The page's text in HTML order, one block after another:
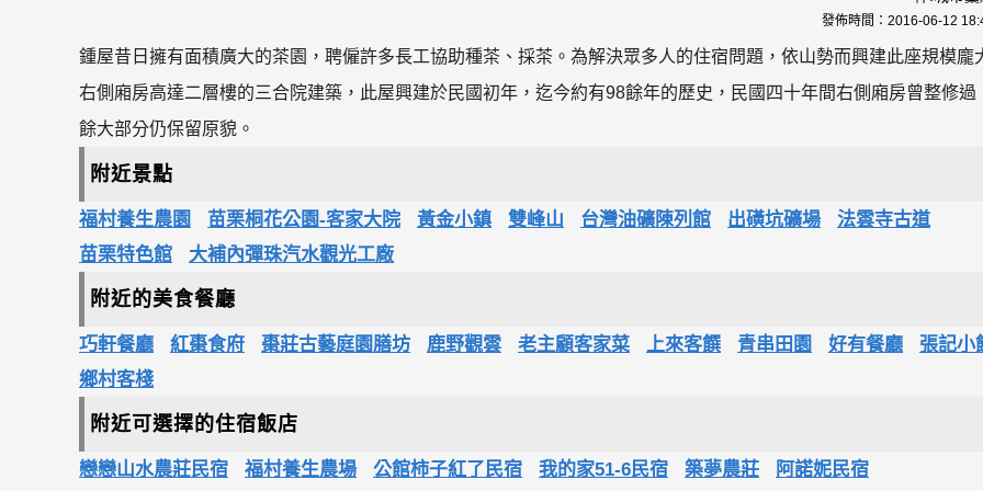
發佈時間： 2016-06-12
鍾屋昔日擁有面積廣大的茶園，聘僱許多長工協助種茶、採茶。為解決眾多人的住宿問題，依山勢而興建此座規模龐
右側廂房高達二層樓的三合院建築，此屋興建於民國初年，迄今約有98餘年的歷史，民國四十年間右側廂房曾整修過
餘大部分仍保留原貌。
附近景點
福村養生農園 苗栗桐花公園-客家大院 黃金小鎮 雙峰山 台灣油礦陳列館 出磺坑礦場
法雲寺古道
苗栗特色館
大補內彈珠汽水觀光工廠
附近的美食餐廳
巧軒餐廳 紅棗食府 棗莊古藝庭園膳坊 鹿野觀雲 老主顧客家菜 上來客饌 青串田園 好有餐廳
張記小
鄉村客棧
附近可選擇的住宿飯店
戀戀山水農莊民宿 福村養生農場 公館柿子紅了民宿 我的家51-6民宿 築夢農莊
阿諾妮民宿